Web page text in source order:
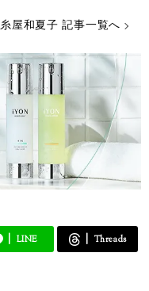
糸屋和夏子 記事一覧へ
LINE Threads